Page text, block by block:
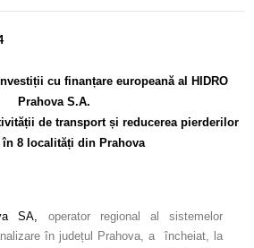
cu finanțare europeană al HIDRO
Prahova S.A.
de transport și reducerea pierderilor
în 8 localități din Prahova
SA,
operator regional al sistemelor
în județul Prahova, a încheiat, la